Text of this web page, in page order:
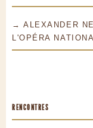
→ ALEXANDER
L'OPÉRA
RENCONTRES